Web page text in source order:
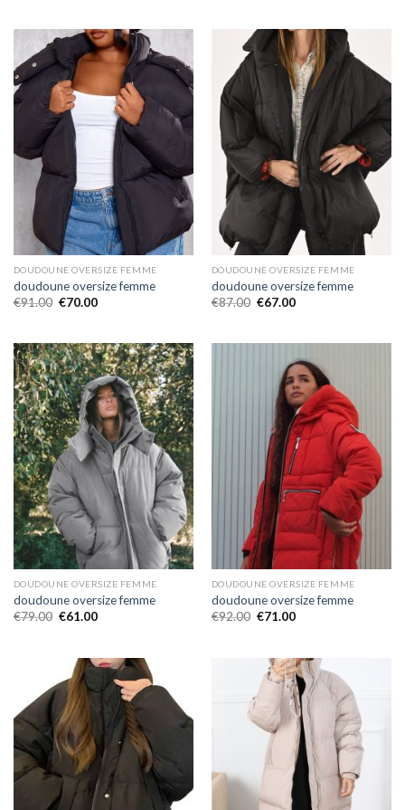
DOUDOUNE OVERSIZE FEMME
doudoune oversize femme
€91.00 €70.00
DOUDOUNE OVERSIZE FEMME
doudoune oversize femme
€87.00 €67.00
DOUDOUNE OVERSIZE FEMME
doudoune oversize femme
€79.00 €61.00
DOUDOUNE OVERSIZE FEMME
doudoune oversize femme
€92.00 €71.00